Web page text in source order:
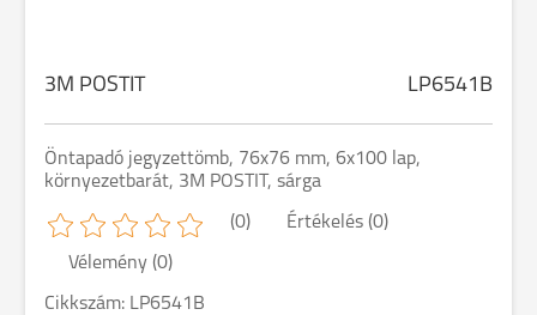
3M POSTIT LP6541B
Öntapadó jegyzettömb, 76x76 mm, 6x100 lap,
környezetbarát, 3M POSTIT, sárga
(0) Értékelés (0)
Vélemény (0)
Cikkszám: LP6541B